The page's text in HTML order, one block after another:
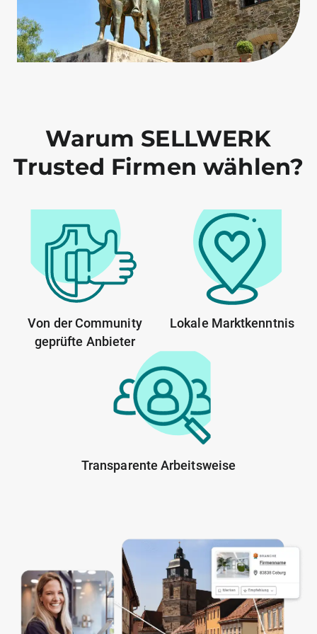
Warum SELLWERK
Trusted Firmen wählen?
Von der Community
geprüfte Anbieter
Lokale Marktkenntnis
Transparente Arbeitsweise